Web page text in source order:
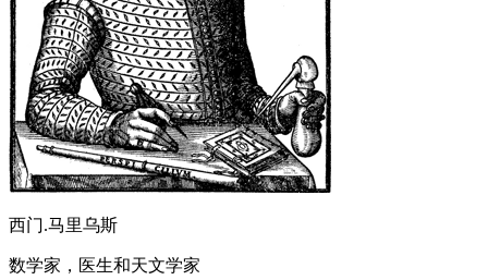
西门.马里乌斯
数学家，医生和天文学家